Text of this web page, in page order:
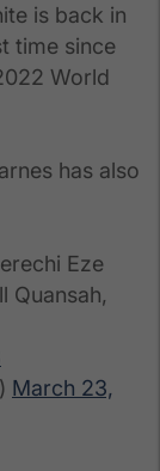
is back in
time since
World
has also
Eze
Quansah,
March 23,